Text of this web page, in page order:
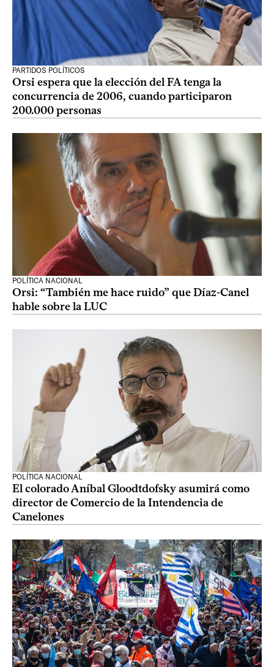
PARTIDOS POLÍTICOS
Orsi espera que la elección del FA tenga la
concurrencia de 2006, cuando participaron
200.000 personas
POLÍTICA NACIONAL
Orsi: “También me hace ruido” que Díaz-Canel
hable sobre la LUC
POLÍTICA NACIONAL
El colorado Aníbal Gloodtdofsky asumirá como
director de Comercio de la Intendencia de
Canelones